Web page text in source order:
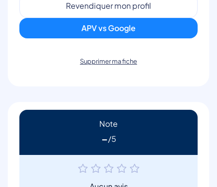
Revendiquer mon profil
APV vs Google
Supprimer ma fiche
Note
-